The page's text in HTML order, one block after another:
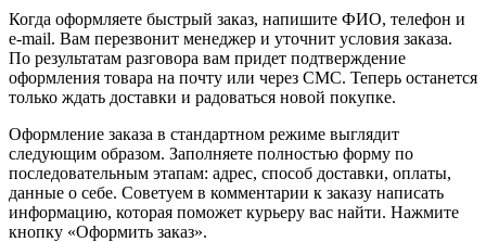
Когда оформляете быстрый заказ, напишите ФИО, телефон и
e-mail. Вам перезвонит менеджер и уточнит условия заказа.
По результатам разговора вам придет подтверждение
оформления товара на почту или через СМС. Теперь останется
только ждать доставки и радоваться новой покупке.
Оформление заказа в стандартном режиме выглядит
следующим образом. Заполняете полностью форму по
последовательным этапам: адрес, способ доставки, оплаты,
данные о себе. Советуем в комментарии к заказу написать
информацию, которая поможет курьеру вас найти. Нажмите
кнопку «Оформить заказ».